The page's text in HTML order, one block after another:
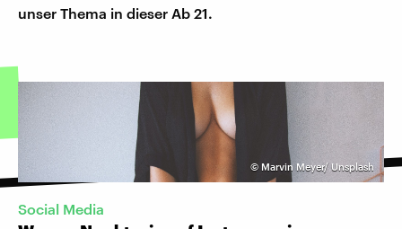
unser Thema in dieser Ab 21.
© Marvin Meyer/ Unsplash
Social Media